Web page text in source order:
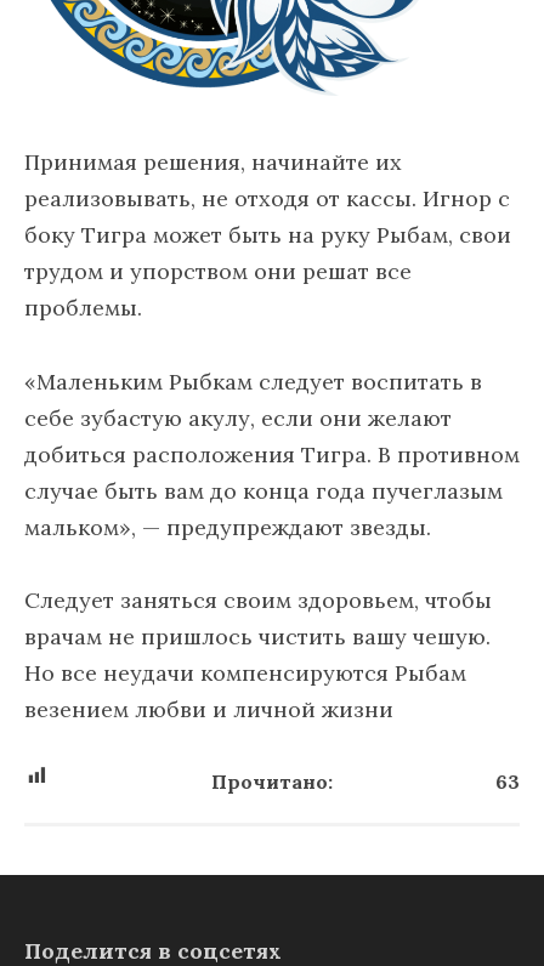
Принимая решения, начинайте их
реализовывать, не отходя от кассы. Игнор с
боку Тигра может быть на руку Рыбам, свои
трудом и упорством они решат все
проблемы.
«Маленьким Рыбкам следует воспитать в
себе зубастую акулу, если они желают
добиться расположения Тигра. В противном
случае быть вам до конца года пучеглазым
мальком», — предупреждают звезды.
Следует заняться своим здоровьем, чтобы
врачам не пришлось чистить вашу чешую.
Но все неудачи компенсируются Рыбам
везением любви и личной жизни
Прочитано: 63
Поделится в соцсетях